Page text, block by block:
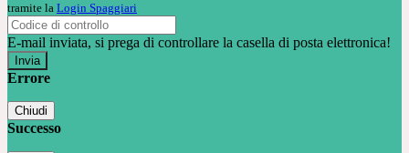
tramite la Login Spaggiari
E-mail inviata, si prega di controllare la casella di posta elettronica!
Errore
Chiudi
Successo